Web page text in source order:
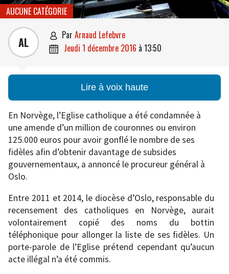
AUCUNE CATÉGORIE
AL  par Arnaud Lefebvre
 jeudi 1 décembre 2016 à 13:50
Lire à voix haute
En Norvège, l’Eglise catholique a été condamnée à
une amende d’un million de couronnes ou environ
125.000 euros pour avoir gonflé le nombre de ses
fidèles afin d’obtenir davantage de subsides
gouvernementaux, a annoncé le procureur général à
Oslo.
Entre 2011 et 2014, le diocèse d’Oslo, responsable du
recensement des catholiques en Norvège, aurait
volontairement copié des noms du bottin
téléphonique pour allonger la liste de ses fidèles. Un
porte-parole de l’Eglise prétend cependant qu’aucun
acte illégal n’a été commis.